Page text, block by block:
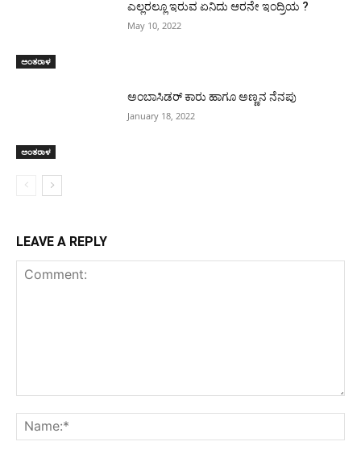
ಅಂತರಾಳ
ಎಲ್ಲರಲ್ಲೂ ಇರುವ ಏನಿದು ಆರನೇ ಇಂದ್ರಿಯ ?
May 10, 2022
ಅಂತರಾಳ
ಅಂಬಾಸಿಡರ್ ಕಾರು ಹಾಗೂ ಅಣ್ಣನ ನೆನಪು
January 18, 2022
LEAVE A REPLY